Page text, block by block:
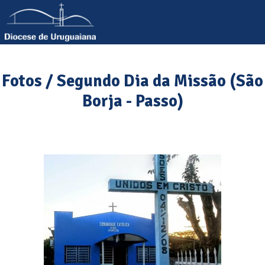
Fotos / Segundo Dia da Missão (São
Borja - Passo)